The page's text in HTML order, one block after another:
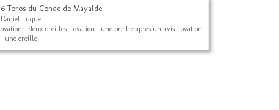
6 Toros du Conde de Mayalde
Daniel Luque
ovation - deux oreilles - ovation - une oreille après un avis - ovation
- une oreille